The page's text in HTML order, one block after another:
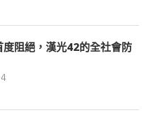
度阻絕，漢光42的全社會防